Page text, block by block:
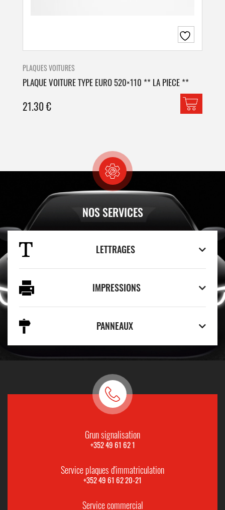
PLAQUES VOITURES
PLAQUE VOITURE TYPE EURO 520×110 ** LA PIECE **
21.30€
NOS SERVICES
LETTRAGES
IMPRESSIONS
PANNEAUX
Grun signalisation
+352 49 61 62 1
Service plaques d'immatriculation
+352 49 61 62 20-21
Service commercial